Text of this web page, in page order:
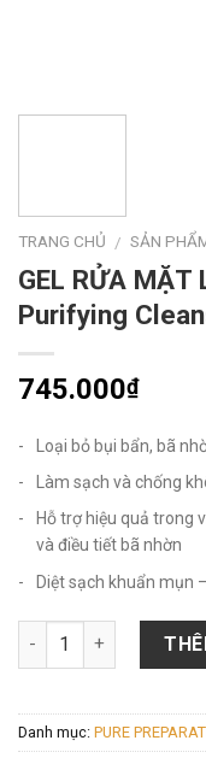
TRANG CHỦ / SẢN
GEL RỬA MẶT
Purifying
745.000₫
Loại bỏ bụi bẩn, bã
Làm sạch và chống
Hỗ trợ hiệu quả trong
và điều tiết bã nhờn
Diệt sạch khuẩn mụn
Số lượng
Danh mục: PURE